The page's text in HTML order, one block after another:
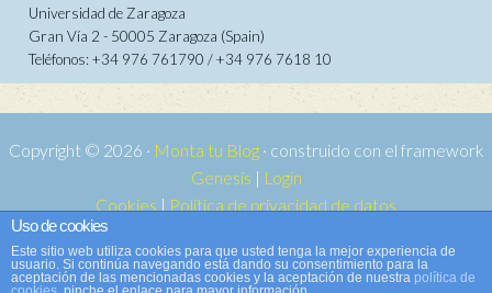
Universidad de Zaragoza
Gran Vía 2 - 50005 Zaragoza (Spain)
Teléfonos: +34 976 761790 / +34 976 7618 10
Copyright © 2026 · Monta tu Blog· construido con el framework
Genesis | Login
Cookies | Política de privacidad de datos
Copyright © 2026 ·
WordPress·Acceder
Uso de cookies
Este sitio web utiliza cookies para que usted tenga la mejor experiencia de
usuario. Si continúa navegando está dando su consentimiento para la
aceptación de las mencionadas cookies y la aceptación de nuestra política de